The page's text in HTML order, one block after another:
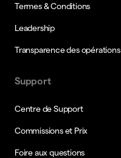
Termes & Conditions
Leadership
Transparence des opérations
Support
Centre de Support
Commissions et Prix
Foire aux questions